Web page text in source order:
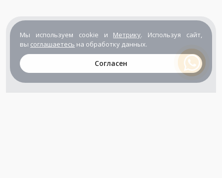
Мы используем cookie и Метрику. Используя сайт,
вы соглашаетесь на обработку данных.
Согласен